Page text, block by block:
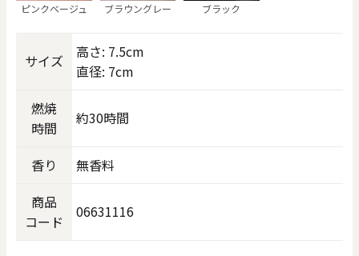
ピンクベージュ ブラウングレー ブラック
サイズ
高さ: 7.5cm
直径: 7cm
燃焼
時間
約30時間
香り
無香料
商品
コード
06631116